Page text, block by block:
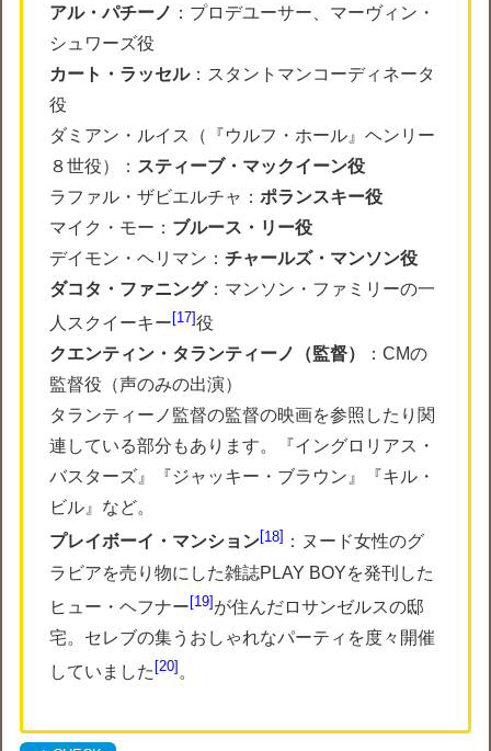
アル・パチーノ ：プロデユーサー、マーヴィン・
シュワーズ役
カート・ラッセル：スタントマンコーディネータ
役
ダミアン・ルイス（『ウルフ・ホール』ヘンリー
８世役）： スティーブ・マックイーン役
ラファル・ザビエルチャ：ポランスキー役
マイク・モー： ブルース・リー役
デイモン・ヘリマン：チャールズ・マンソン役
ダコタ・ファニング：マンソン・ファミリーの一
人スクイーキー 17 役
クエンティン・タランティーノ（監督）
：CMの
監督役（声のみの出演）
タランティーノ監督の監督の映画を参照したり関
連している部分もあります。『イングロリアス・
バスターズ』『ジャッキー・ブラウン』『キル・
ビル』など。
プレイボーイ・マンション 18
：ヌード女性のグ
ラビアを売り物にした雑誌PLAY BOYを発刊した
ヒュー・ヘフナー 19 が住んだロサンゼルスの邸
宅。セレブの集うおしゃれなパーティを度々開催
していました 20 。